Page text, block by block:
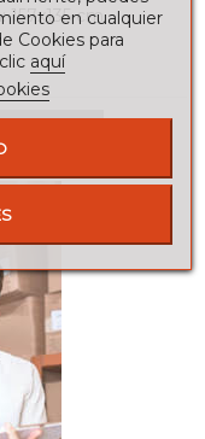
cm.
en cualquier
Cookies para
aquí